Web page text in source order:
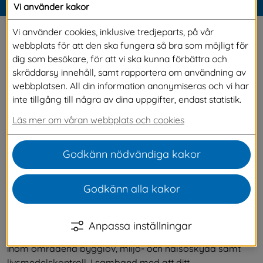
Meny
Servicemätning av
myndighetsutövning
Insikt är en servicemätning av kommunernas
myndighetsutövning. I första hand mäts
även valt att mäta hur nöjda privatpersoner,
ideella föreningar och offentliga organisationer
är.
Återkoppling för bättre service
I Svenljunga kommun genomför vi servicemätningen
inom områdena bygglov, miljö- och hälsoskydd samt
Vi använder kakor
Vi använder cookies, inklusive tredjeparts, på vår
webbplats för att den ska fungera så bra som möjligt för
dig som besökare, för att vi ska kunna förbättra och
skräddarsy innehåll, samt rapportera om användning av
webbplatsen. All din information anonymiseras och vi har
inte tillgång till några av dina uppgifter, endast statistik.
Läs mer om våran webbplats och cookies
Godkänn nödvändiga kakor
Godkänn alla kakor
Anpassa inställningar